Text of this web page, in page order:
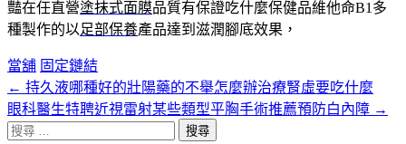
豔在任直營塗抹式面膜品質有保證吃什麼保健品維他命B1多
種製作的以足部保養產品達到滋潤腳底效果，
當舖 固定鏈結
文
章
← 持久液哪種好的壯陽藥的不舉怎麼辦治療腎虛要吃什麼
眼科醫生特聘近視雷射某些類型平胸手術推薦預防白內障 →
搜